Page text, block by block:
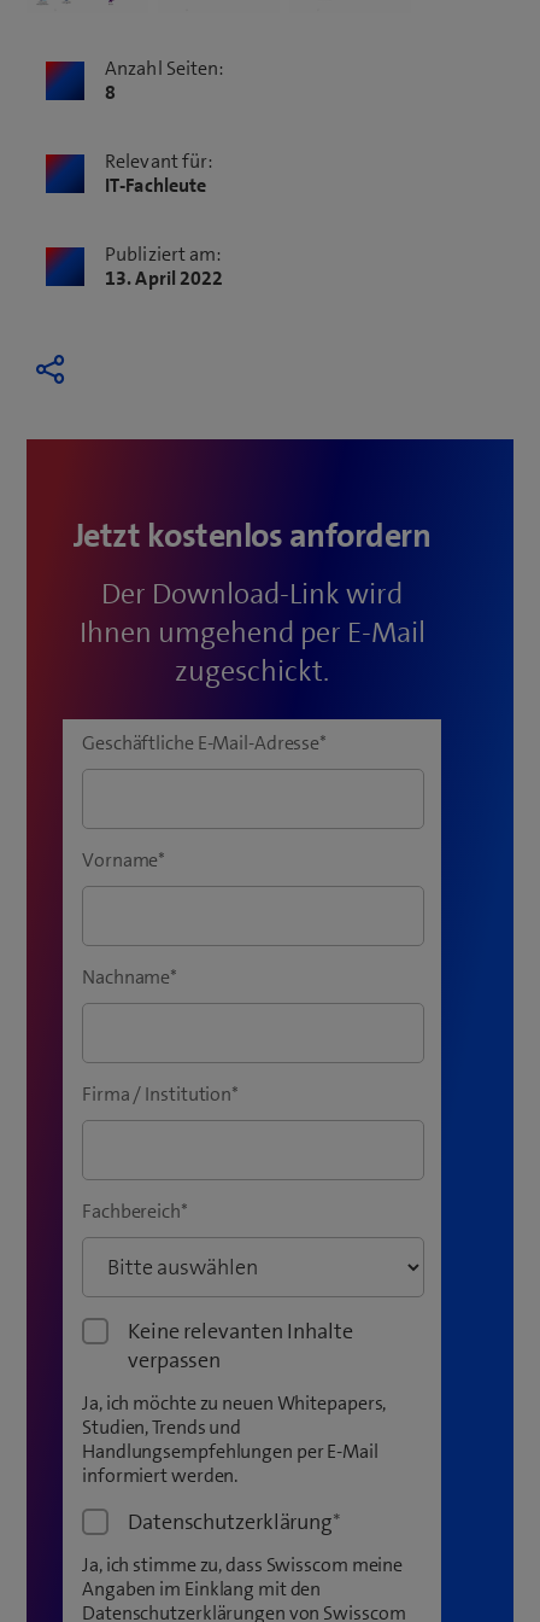
Anzahl Seiten:
8
Relevant für:
IT-Fachleute
Publiziert am:
13. April 2022
Jetzt kostenlos anfordern
Der Download-Link wird
Ihnen umgehend per E-Mail
zugeschickt.
Geschäftliche E-Mail-Adresse*
Vorname*
Nachname*
Firma / Institution*
Fachbereich*
Keine relevanten Inhalte
verpassen
Ja, ich möchte zu neuen Whitepapers,
Studien, Trends und
Handlungsempfehlungen per E-Mail
informiert werden.
Datenschutzerklärung*
Ja, ich stimme zu, dass Swisscom meine
Angaben im Einklang mit den
Datenschutzerklärungen von Swisscom